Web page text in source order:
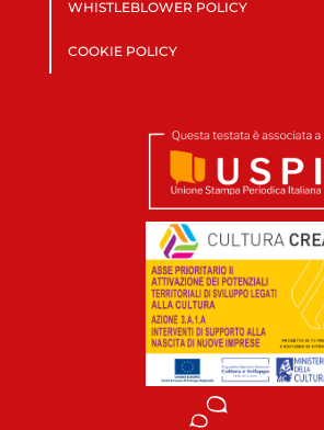
WHISTLEBLOWER POLICY
COOKIE POLICY